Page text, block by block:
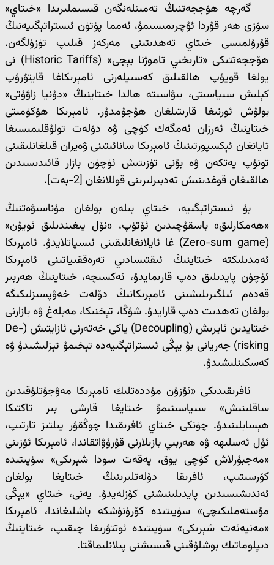
گەرچە ھۆججەتنىڭ تەمىنلەنگەن قىسىملىرىدا «خىتاي»
سۆزى ھەر قۇردا ئۇچرىمىسىمۇ، ئەمما پۈتۈن ئىستراتېگىيەنىڭ
قۇرۇلمىسى خىتاي تەھدىتىنى مەركەز قىلىپ تۈزۈلگەن.
ھۆججەتتىكى «تارىخىي تاموژنا بېجى» (Historic Tariffs) نى
يولغا قويۇپ ھالقىلىق كەسىپلەرنى ئامېرىكاغا قايتۇرۇپ
كېلىش سىياسىتى، بىۋاسىتە ھالدا خىتاينىڭ «دۇنيا زاۋۇتى»
بولۇش ئورنىغا قارىتىلغان ھۇجۇمدۇر. ئامېرىكا ھۆكۈمىتى
خىتاينىڭ ئەرزان ئەمگەك كۈچى ۋە دۆلەت تولۇقلىمىسىغا
تايانغان ئېكسپورتىنىڭ ئامېرىكا سانائىتىنى ۋەيران قىلغانلىقىنى
تونۇپ يەتكەن ۋە بۇنى تۈزىتىش ئۈچۈن بازار قائىدىسىدىن
ھالقىغان قوغدىنىش تەدبىرلىرىنى قوللانغان [2-بەت].
بۇ ئىستراتېگىيە، خىتاي بىلەن بولغان مۇناسىۋەتنىڭ
«ھەمكارلىق» باسقۇچىدىن ئۆتۈپ، «نۆل يىغىندىلىق ئويۇن»
(Zero-sum game) غا ئايلانغانلىقىنى ئىسپاتلايدۇ. ئامېرىكا
ئەمدىلىكتە خىتاينىڭ ئىقتىسادىي تەرەققىياتىنى ئامېرىكا
ئۈچۈن پايدىلىق دەپ قارىمايدۇ، ئەكسىچە، خىتاينىڭ ھەربىر
قەدەم ئىلگىرىلىشىنى ئامېرىكانىڭ دۆلەت خەۋپسىزلىكىگە
بولغان تەھدىت دەپ قارايدۇ. شۇڭا، تېخنىكا، مەبلەغ ۋە بازارنى
خىتايدىن ئايرىش (Decoupling) ياكى خەتەرنى ئازايتىش (De-
risking) جەريانى بۇ يېڭى ئىستراتېگىيەدە تېخىمۇ تېزلىشىدۇ ۋە
كەسكىنلىشىدۇ.
ئافرىقىدىكى «ئۇزۇن مۇددەتلىك ئامېرىكا مەۋجۇتلۇقىدىن
ساقلىنىش» سىياسىتىمۇ خىتايغا قارشى بىر تاكتىكا
ھېسابلىنىدۇ. چۈنكى خىتاي ئافرىقىدا چوڭقۇر يىلتىز تارتىپ،
ئۇل ئەسلىھە ۋە ھەربىي بازىلارنى قۇرۇۋاتقاندا، ئامېرىكا ئۆزىنى
«مەجبۇرلاش كۈچى يوق، پەقەت سودا شېرىكى» سۈپىتىدە
كۆرسىتىپ، ئافرىقا دۆلەتلىرىنىڭ خىتايغا بولغان
ئەندىشىسىدىن پايدىلىنىشنى كۆزلەيدۇ. يەنى، خىتاي «يېڭى
مۇستەملىكىچى» سۈپىتىدە كۆرۈنۈشكە باشلىغاندا، ئامېرىكا
«مەنپەئەت شېرىكى» سۈپىتىدە ئوتتۇرىغا چىقىپ، خىتاينىڭ
دىپلوماتىك بوشلۇقىنى قىسىشنى پىلانلىماقتا.